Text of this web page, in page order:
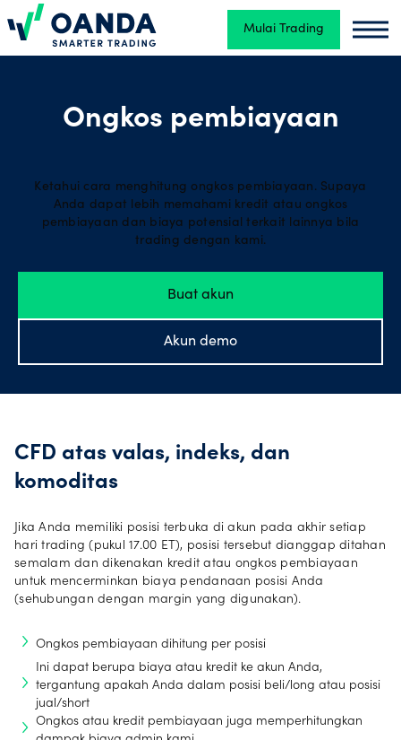
Oanda Mulai Trading
Alat &
Daya
akun
akun
Jelajahi
lebih
lanjut
Language
Masuk
Ongkos pembiayaan
Ketahui cara menghitung ongkos pembiayaan. Supaya
Anda dapat lebih memahami kredit atau ongkos
pembiayaan dan biaya potensial terkait lainnya bila
trading dengan kami.
Buat akun
Akun demo
CFD atas valas, indeks, dan
komoditas
Jika Anda memiliki posisi terbuka di akun pada akhir setiap
hari trading (pukul 17.00 ET), posisi tersebut dianggap ditahan
semalam dan dikenakan kredit atau ongkos pembiayaan
untuk mencerminkan biaya pendanaan posisi Anda
(sehubungan dengan margin yang digunakan).
Ongkos pembiayaan dihitung per posisi
Ini dapat berupa biaya atau kredit ke akun Anda,
tergantung apakah Anda dalam posisi beli/long atau posisi
jual/short
Ongkos atau kredit pembiayaan juga memperhitungkan